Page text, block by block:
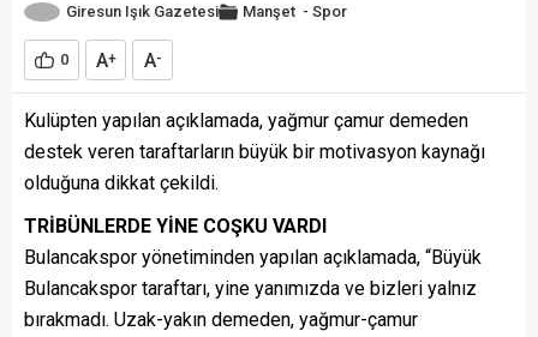
Giresun Işık Gazetesi Manşet - Spor
0 A+ A-
Kulüpten yapılan açıklamada, yağmur çamur demeden
destek veren taraftarların büyük bir motivasyon kaynağı
olduğuna dikkat çekildi.
TRİBÜNLERDE YİNE COŞKU VARDI
Bulancakspor yönetiminden yapılan açıklamada, “Büyük
Bulancakspor taraftarı, yine yanımızda ve bizleri yalnız
bırakmadı. Uzak-yakın demeden, yağmur-çamur